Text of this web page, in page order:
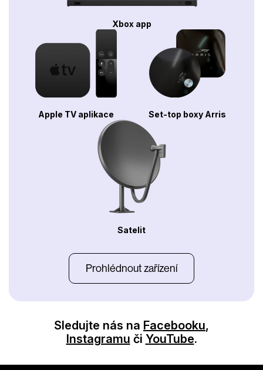
Xbox app
Apple TV aplikace Set-top boxy Arris
Satelit
Prohlédnout zařízení
Sledujte nás na Facebooku,
Instagramu či YouTube.